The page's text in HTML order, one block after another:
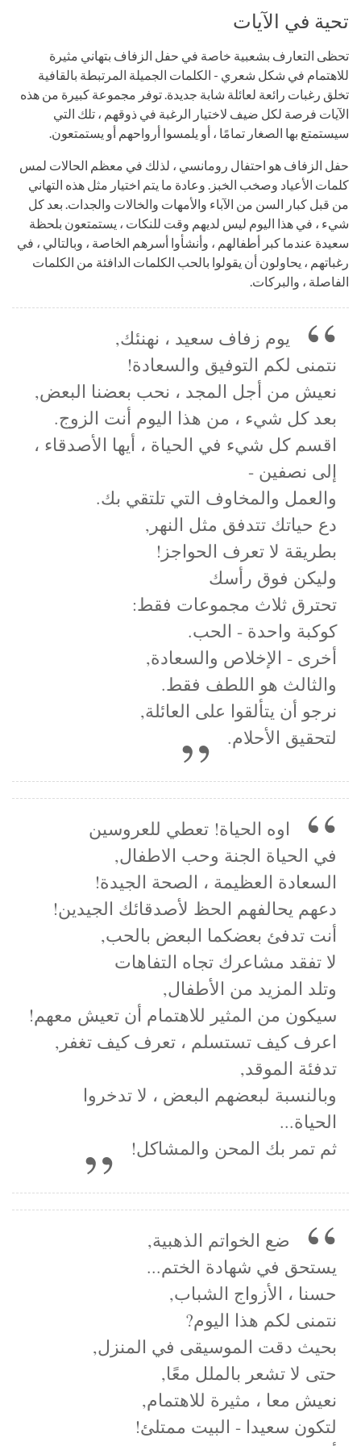
تحية في الآيات
تحظى التعارف بشعبية خاصة في حفل الزفاف بتهاني مثيرة
للاهتمام في شكل شعري - الكلمات الجميلة المرتبطة بالقافية
تخلق رغبات رائعة لعائلة شابة جديدة. توفر مجموعة كبيرة من هذه
الآيات فرصة لكل ضيف لاختيار الرغبة في ذوقهم ، تلك التي
سيستمتع بها الصغار تمامًا ، أو يلمسوا أرواحهم أو يستمتعون.
حفل الزفاف هو احتفال رومانسي ، لذلك في معظم الحالات لمس
كلمات الأعياد وصخب الخبز. وعادة ما يتم اختيار مثل هذه التهاني
من قبل كبار السن من الآباء والأمهات والخالات والجدات. بعد كل
شيء ، في هذا اليوم ليس لديهم وقت للنكات ، يستمتعون بلحظة
سعيدة عندما كبر أطفالهم ، وأنشأوا أسرهم الخاصة ، وبالتالي ، في
رغباتهم ، يحاولون أن يقولوا بالحب الكلمات الدافئة من الكلمات
الفاصلة ، والبركات.
يوم زفاف سعيد ، نهنئك,
نتمنى لكم التوفيق والسعادة!
نعيش من أجل المجد ، نحب بعضنا البعض,
بعد كل شيء ، من هذا اليوم أنت الزوج.
اقسم كل شيء في الحياة ، أيها الأصدقاء ،
إلى نصفين -
والعمل والمخاوف التي تلتقي بك.
دع حياتك تتدفق مثل النهر,
بطريقة لا تعرف الحواجز!
وليكن فوق رأسك
تحترق ثلاث مجموعات فقط:
كوكبة واحدة - الحب.
أخرى - الإخلاص والسعادة,
والثالث هو اللطف فقط.
نرجو أن يتألقوا على العائلة,
لتحقيق الأحلام.
اوه الحياة! تعطي للعروسين
في الحياة الجنة وحب الاطفال,
السعادة العظيمة ، الصحة الجيدة!
دعهم يحالفهم الحظ لأصدقائك الجيدين!
أنت تدفئ بعضكما البعض بالحب,
لا تفقد مشاعرك تجاه التفاهات
وتلد المزيد من الأطفال,
سيكون من المثير للاهتمام أن تعيش معهم!
اعرف كيف تستسلم ، تعرف كيف تغفر,
تدفئة الموقد,
وبالنسبة لبعضهم البعض ، لا تدخروا
الحياة...
ثم تمر بك المحن والمشاكل!
ضع الخواتم الذهبية,
يستحق في شهادة الختم...
حسنا ، الأزواج الشباب,
نتمنى لكم هذا اليوم?
بحيث دقت الموسيقى في المنزل,
حتى لا تشعر بالملل معًا,
نعيش معا ، مثيرة للاهتمام,
لتكون سعيدا - البيت ممتلئ!